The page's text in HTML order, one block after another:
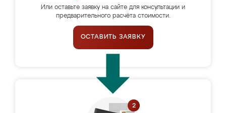
Или оставьте заявку на сайте для консультации и
предварительного расчёта стоимости.
ОСТАВИТЬ ЗАЯВКУ